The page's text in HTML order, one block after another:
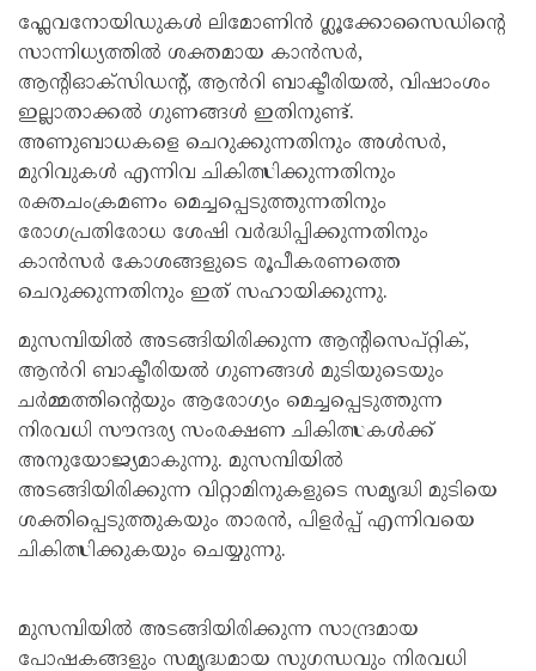
ഫ്ലേവനോയിഡുകൾ ലിമോണിൻ ഗ്ലൂക്കോസൈഡിന്റെ
സാന്നിധ്യത്തിൽ ശക്തമായ കാൻസർ,
ആന്റിഓക്‌സിഡന്റ്, ആൻറി ബാക്ടീരിയൽ, വിഷാംശം
ഇല്ലാതാക്കൽ ഗുണങ്ങൾ ഇതിനുണ്ട്.
അണുബാധകളെ ചെറുക്കുന്നതിനും അൾസർ,
മുറിവുകൾ എന്നിവ ചികിത്സിക്കുന്നതിനും
രക്തചംക്രമണം മെച്ചപ്പെടുത്തുന്നതിനും
രോഗപ്രതിരോധ ശേഷി വർദ്ധിപ്പിക്കുന്നതിനും
കാൻസർ കോശങ്ങളുടെ രൂപീകരണത്തെ
ചെറുക്കുന്നതിനും ഇത് സഹായിക്കുന്നു.
മുസമ്പിയിൽ അടങ്ങിയിരിക്കുന്ന ആന്റിസെപ്റ്റിക്,
ആൻറി ബാക്ടീരിയൽ ഗുണങ്ങൾ മുടിയുടെയും
ചർമ്മത്തിന്റെയും ആരോഗ്യം മെച്ചപ്പെടുത്തുന്ന
നിരവധി സൗന്ദര്യ സംരക്ഷണ ചികിത്സകൾക്ക്
അനുയോജ്യമാകുന്നു. മുസമ്പിയിൽ
അടങ്ങിയിരിക്കുന്ന വിറ്റാമിനുകളുടെ സമൃദ്ധി മുടിയെ
ശക്തിപ്പെടുത്തുകയും താരൻ, പിളർപ്പ് എന്നിവയെ
ചികിത്സിക്കുകയും ചെയ്യുന്നു.
മുസമ്പിയിൽ അടങ്ങിയിരിക്കുന്ന സാന്ദ്രമായ
പോഷകങ്ങളും സമൃദ്ധമായ സുഗന്ധവും നിരവധി